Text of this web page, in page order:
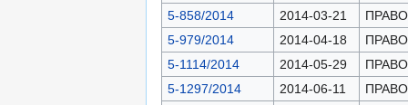
5-858/2014
2014-03-21
5-979/2014
2014-04-18
5-1114/2014
2014-05-29
5-1297/2014
2014-06-11